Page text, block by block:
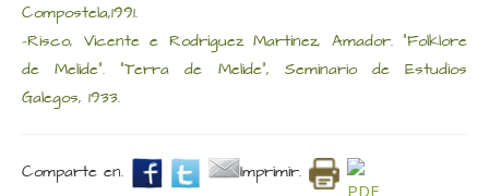
Compostela,1991.
-Risco, Vicente e Rodríguez Martínez, Amador. “Folklore
de Melide”. “Terra de Melide”, Seminario de Estudios
Galegos, 1933.
Comparte en. Imprimir.